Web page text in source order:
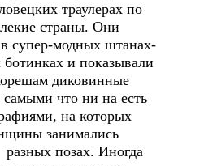
траулерах по
страны. Они
супер-модных штанах-
и показывали
диковинные
что ни на есть
на которых
занимались
позах. Иногда